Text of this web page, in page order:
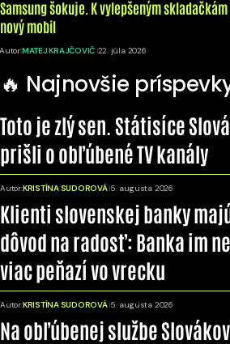
Samsung šokuje. K vylepšeným
nový mobil
Autor:MATEJ KRAJČOVIČ 22. júla 2026
🔥 Najnovšie
Toto je zlý sen. Státisíce
prišli o obľúbené TV kanály
Autor:KRISTÍNA SUDOROVÁ 5. augusta 2026
Klienti slovenskej banky
dôvod na radosť: Banka im
viac peňazí vo vrecku
Autor:KRISTÍNA SUDOROVÁ 5. augusta 2026
Na obľúbenej službe Slovákov